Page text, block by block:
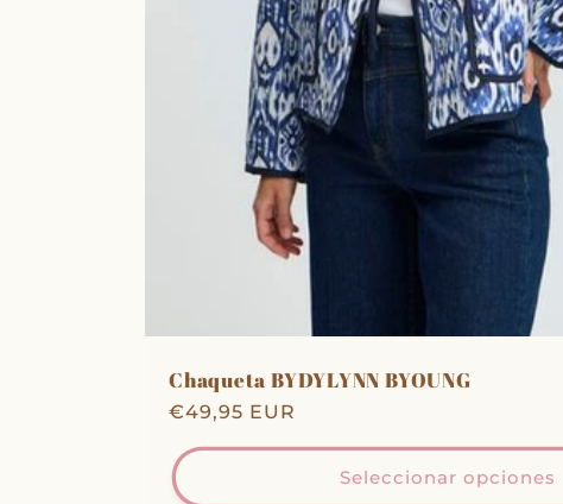
Chaqueta BYDYLYNN BYOUNG
Precio
habitual
€49,95 EUR
Seleccionar opciones